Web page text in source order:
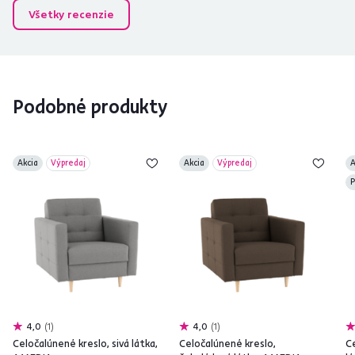
Všetky recenzie
Podobné produkty
Akcia Výpredaj
4,0 1
Celočalúnené kreslo, sivá látka,
Akcia Výpredaj
4,0 1
Celočalúnené kreslo,